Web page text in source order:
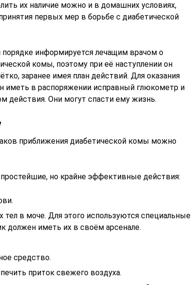
их наличие можно и в домашних условиях,
первых мер в борьбе с диабетической
информируется лечащим врачом о
комы, поэтому при её наступлении он
заранее имея план действий. Для оказания
иметь в распоряжении исправный глюкометр и
действия. Они могут спасти ему жизнь.
приближения диабетической комы можно
но крайне эффективные действия:
тел в моче. Для этого используются специальные
должен иметь их в своём арсенале.
средство.
приток свежего воздуха.